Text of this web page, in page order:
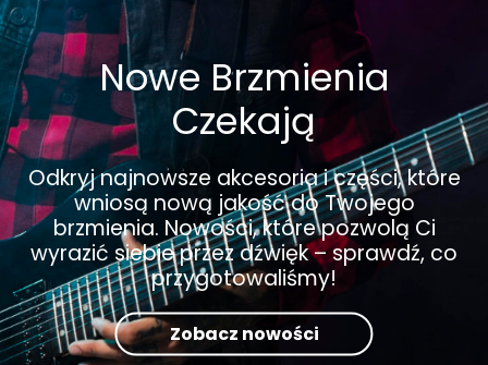
Nowe Brzmienia
Czekają
Odkryj najnowsze akcesoria i części, które
wniosą nową jakość do Twojego
brzmienia. Nowości, które pozwolą Ci
wyrazić siebie przez dźwięk – sprawdź, co
przygotowaliśmy!
Zobacz nowości